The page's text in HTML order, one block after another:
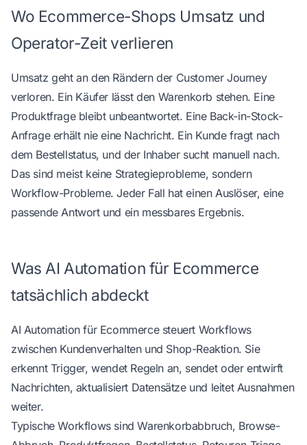
Wo Ecommerce-Shops Umsatz und
Operator-Zeit verlieren
Umsatz geht an den Rändern der Customer Journey
verloren. Ein Käufer lässt den Warenkorb stehen. Eine
Produktfrage bleibt unbeantwortet. Eine Back-in-Stock-
Anfrage erhält nie eine Nachricht. Ein Kunde fragt nach
dem Bestellstatus, und der Inhaber sucht manuell nach.
Das sind meist keine Strategieprobleme, sondern
Workflow-Probleme. Jeder Fall hat einen Auslöser, eine
passende Antwort und ein messbares Ergebnis.
Was AI Automation für Ecommerce
tatsächlich abdeckt
AI Automation für Ecommerce steuert Workflows
zwischen Kundenverhalten und Shop-Reaktion. Sie
erkennt Trigger, wendet Regeln an, sendet oder entwirft
Nachrichten, aktualisiert Datensätze und leitet Ausnahmen
weiter.
Typische Workflows sind Warenkorbabbruch, Browse-